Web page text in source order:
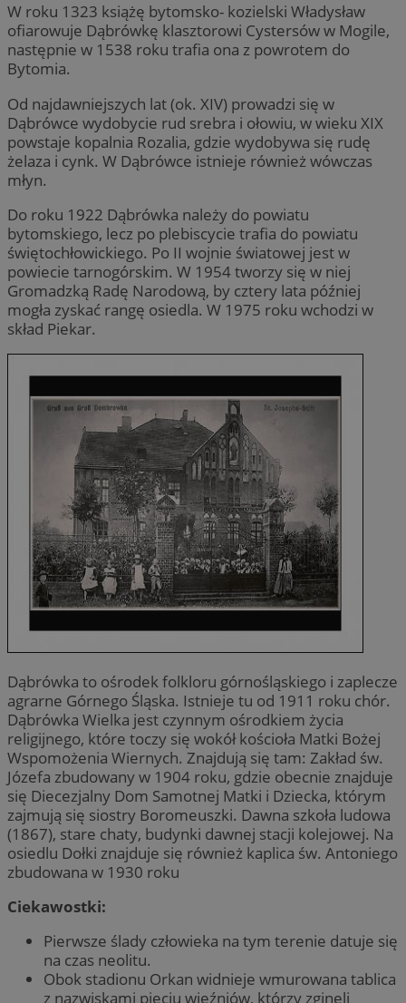
W roku 1323 książę bytomsko- kozielski Władysław
ofiarowuje Dąbrówkę klasztorowi Cystersów w Mogile,
następnie w 1538 roku trafia ona z powrotem do
Bytomia.
Od najdawniejszych lat (ok. XIV) prowadzi się w
Dąbrówce wydobycie rud srebra i ołowiu, w wieku XIX
powstaje kopalnia Rozalia, gdzie wydobywa się rudę
żelaza i cynk. W Dąbrówce istnieje również wówczas
młyn.
Do roku 1922 Dąbrówka należy do powiatu
bytomskiego, lecz po plebiscycie trafia do powiatu
świętochłowickiego. Po II wojnie światowej jest w
powiecie tarnogórskim. W 1954 tworzy się w niej
Gromadzką Radę Narodową, by cztery lata później
mogła zyskać rangę osiedla. W 1975 roku wchodzi w
skład Piekar.
Dąbrówka to ośrodek folkloru górnośląskiego i zaplecze
agrarne Górnego Śląska. Istnieje tu od 1911 roku chór.
Dąbrówka Wielka jest czynnym ośrodkiem życia
religijnego, które toczy się wokół kościoła Matki Bożej
Wspomożenia Wiernych. Znajdują się tam: Zakład św.
Józefa zbudowany w 1904 roku, gdzie obecnie znajduje
się Diecezjalny Dom Samotnej Matki i Dziecka, którym
zajmują się siostry Boromeuszki. Dawna szkoła ludowa
(1867), stare chaty, budynki dawnej stacji kolejowej. Na
osiedlu Dołki znajduje się również kaplica św. Antoniego
zbudowana w 1930 roku
Ciekawostki:
Pierwsze ślady człowieka na tym terenie datuje się
na czas neolitu.
Obok stadionu Orkan widnieje wmurowana tablica
z nazwiskami pięciu więźniów, którzy zginęli